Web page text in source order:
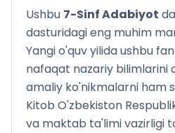
She’rlar
XAYRIDDIN SALOH
She’rlar
ERNЕST SЕTОN-TОMPSОN
Yovvоyi yo‘rg‘а
Ushbu 7-Sinf Adabiyot
dasturidagi eng muhim
Yangi o'quv yilida ushbu
nafaqat nazariy bilimlarini
amaliy ko'nikmalarni ham
Kitob O'zbekiston
va maktab ta'limi vazirligi